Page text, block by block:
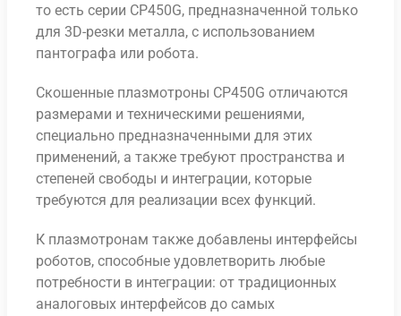
то есть серии CP450G, предназначенной только
для 3D-резки металла, с использованием
пантографа или робота.
Скошенные плазмотроны CP450G отличаются
размерами и техническими решениями,
специально предназначенными для этих
применений, а также требуют пространства и
степеней свободы и интеграции, которые
требуются для реализации всех функций.
К плазмотронам также добавлены интерфейсы
роботов, способные удовлетворить любые
потребности в интеграции: от традиционных
аналоговых интерфейсов до самых